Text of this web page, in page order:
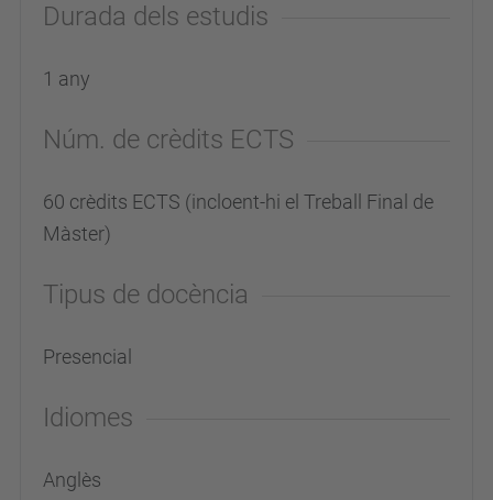
Durada dels estudis
1 any
Núm. de crèdits ECTS
60 crèdits ECTS (incloent-hi el Treball Final de
Màster)
Tipus de docència
Presencial
Idiomes
Anglès